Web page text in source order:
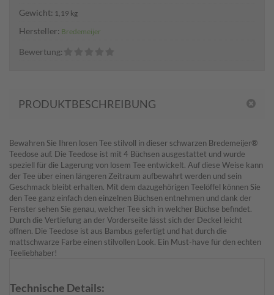
Gewicht: 1,19 kg
Hersteller: Bredemeijer
Bewertung:
PRODUKTBESCHREIBUNG
Bewahren Sie Ihren losen Tee stilvoll in dieser schwarzen Bredemeijer®
Teedose auf. Die Teedose ist mit 4 Büchsen ausgestattet und wurde
speziell für die Lagerung von losem Tee entwickelt. Auf diese Weise kann
der Tee über einen längeren Zeitraum aufbewahrt werden und sein
Geschmack bleibt erhalten. Mit dem dazugehörigen Teelöffel können Sie
den Tee ganz einfach den einzelnen Büchsen entnehmen und dank der
Fenster sehen Sie genau, welcher Tee sich in welcher Büchse befindet.
Durch die Vertiefung an der Vorderseite lässt sich der Deckel leicht
öffnen. Die Teedose ist aus Bambus gefertigt und hat durch die
mattschwarze Farbe einen stilvollen Look. Ein Must-have für den echten
Teeliebhaber!
Technische Details: